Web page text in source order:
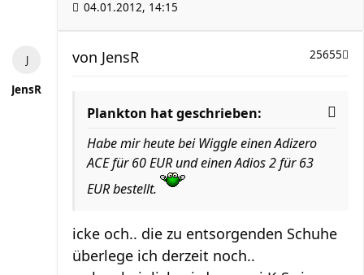
04.01.2012, 14:15
JensR
25655
von JensR
Plankton hat geschrieben:
Habe mir heute bei Wiggle einen Adizero
ACE für 60 EUR und einen Adios 2 für 63
EUR bestellt.
icke och.. die zu entsorgenden Schuhe
überlege ich derzeit noch..